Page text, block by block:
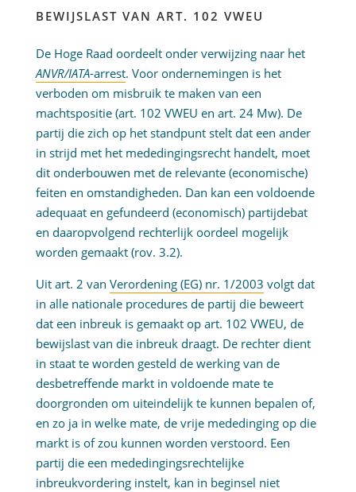
BEWIJSLAST VAN ART. 102 VWEU
De Hoge Raad oordeelt onder verwijzing naar het
ANVR/IATA-arrest. Voor ondernemingen is het
verboden om misbruik te maken van een
machtspositie (art. 102 VWEU en art. 24 Mw). De
partij die zich op het standpunt stelt dat een ander
in strijd met het mededingingsrecht handelt, moet
dit onderbouwen met de relevante (economische)
feiten en omstandigheden. Dan kan een voldoende
adequaat en gefundeerd (economisch) partijdebat
en daaropvolgend rechterlijk oordeel mogelijk
worden gemaakt (rov. 3.2).
Uit art. 2 van Verordening (EG) nr. 1/2003 volgt dat
in alle nationale procedures de partij die beweert
dat een inbreuk is gemaakt op art. 102 VWEU, de
bewijslast van die inbreuk draagt. De rechter dient
in staat te worden gesteld de werking van de
desbetreffende markt in voldoende mate te
doorgronden om uiteindelijk te kunnen bepalen of,
en zo ja in welke mate, de vrije mededinging op die
markt is of zou kunnen worden verstoord. Een
partij die een mededingingsrechtelijke
inbreukvordering instelt, kan in beginsel niet